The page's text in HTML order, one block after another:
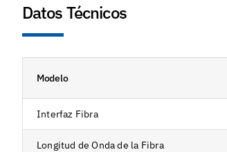
Datos Técnicos
Modelo
Interfaz Fibra
Longitud de Onda de la Fibra